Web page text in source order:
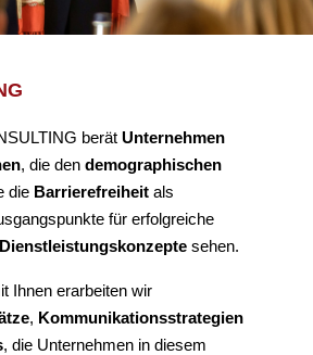
berät Unternehmen
, die den demographischen
die Barrierefreiheitals
für erfolgreiche
Dienstleistungskonzeptesehen.
Ihnen erarbeiten wir
, Kommunikationsstrategien
, die Unternehmen in diesem